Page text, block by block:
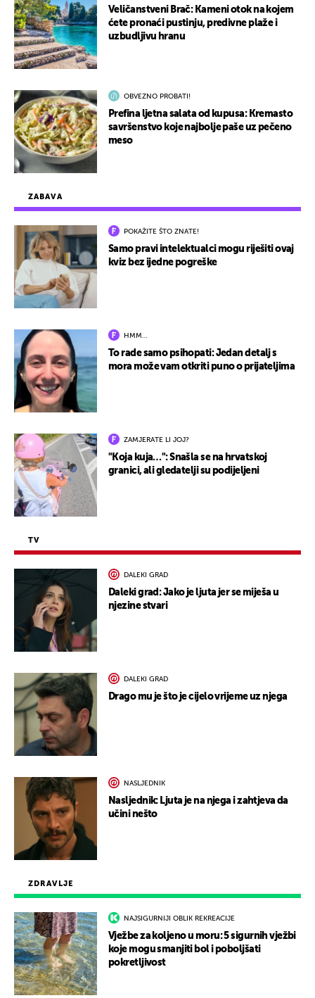
ZDRAVLJE
NAJSIGURNIJI OBLIK REKREACIJE
Vježbe za koljeno u moru: 5 sigurnih vježbi
koje mogu smanjiti bol i poboljšati
pokretljivost
ZABAVA
POKAŽITE ŠTO ZNATE!
Samo pravi intelektualci mogu riješiti ovaj
kviz bez ijedne pogreške
HMM…
To rade samo psihopati: Jedan detalj s
mora može vam otkriti puno o prijateljima
ZAMJERATE LI JOJ?
"Koja kuja…": Snašla se na hrvatskoj
granici, ali gledatelji su podijeljeni
TV
DALEKI GRAD
Daleki grad: Jako je ljuta jer se miješa u
njezine stvari
DALEKI GRAD
Drago mu je što je cijelo vrijeme uz njega
NASLJEDNIK
Nasljednik: Ljuta je na njega i zahtjeva da
učini nešto
Veličanstveni Brač: Kameni otok na kojem
ćete pronaći pustinju, predivne plaže i
uzbudljivu hranu
OBVEZNO PROBATI!
Prefina ljetna salata od kupusa: Kremasto
savršenstvo koje najbolje paše uz pečeno
meso